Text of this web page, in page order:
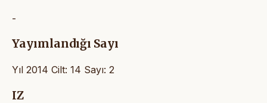
-
Yayımlandığı Sayı
Yıl 2014 Cilt: 14 Sayı: 2
IZ